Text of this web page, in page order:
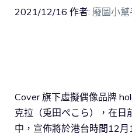
2021/12/16 作者: 廢圖小幫
Cover 旗下虛擬偶像品牌
克拉（兎田ぺこら），在
中，宣佈將於港台時間12